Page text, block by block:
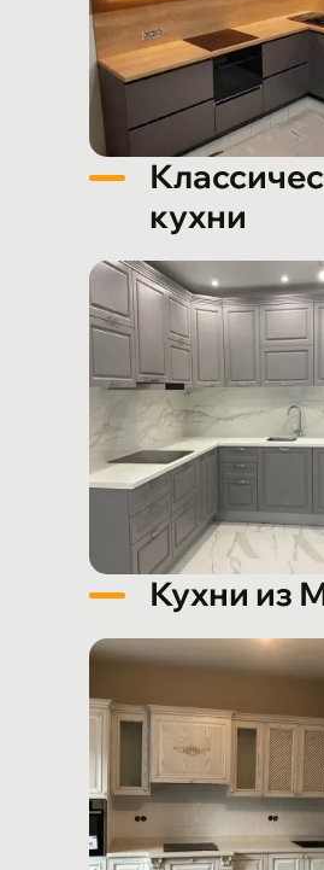
кухни
Кухни из